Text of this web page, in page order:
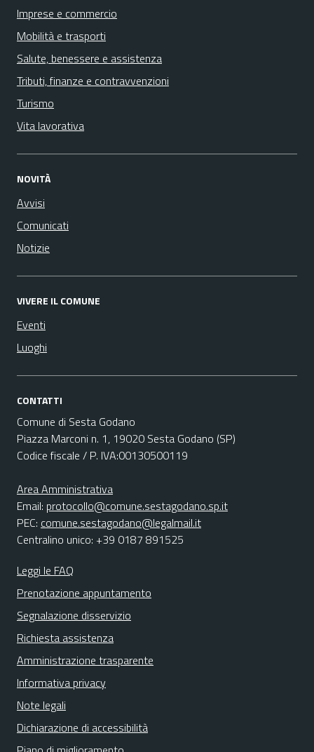
Imprese e commercio
Mobilità e trasporti
Salute, benessere e assistenza
Tributi, finanze e contravvenzioni
Turismo
Vita lavorativa
NOVITÀ
Avvisi
Comunicati
Notizie
VIVERE IL COMUNE
Eventi
Luoghi
CONTATTI
Comune di Sesta Godano
Piazza Marconi n. 1, 19020 Sesta Godano (SP)
Codice fiscale / P. IVA:00130500119
Area Amministrativa
Email: protocollo@comune.sestagodano.sp.it
PEC: comune.sestagodano@legalmail.it
Centralino unico: +39 0187 891525
Leggi le FAQ
Prenotazione appuntamento
Segnalazione disservizio
Richiesta assistenza
Amministrazione trasparente
Informativa privacy
Note legali
Dichiarazione di accessibilità